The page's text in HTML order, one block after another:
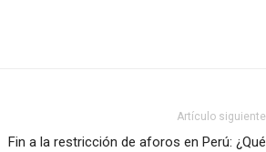
Artículo siguiente
Fin a la restricción de aforos en Perú: ¿Qué